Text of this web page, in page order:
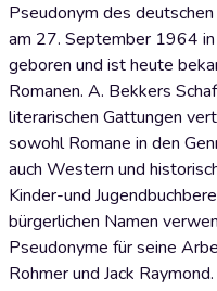
Pseudonym des
am 27. September 1964
geboren und ist heute
Romanen. A. Bekkers
literarischen Gattungen
sowohl Romane in den
auch Western und
Kinder-und
bürgerlichen Namen
Pseudonyme für seine
Rohmer und Jack Raymond.